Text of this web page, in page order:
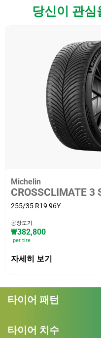
당신이 관
Michelin
CROSSCLIMATE 3
255/35 R19 96Y
공장도가
₩382,800
per tire
자세히 보기
타이어 패턴
타이어 치수